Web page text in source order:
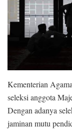
Kementerian
seleksi anggota
Dengan adanya
jaminan mutu